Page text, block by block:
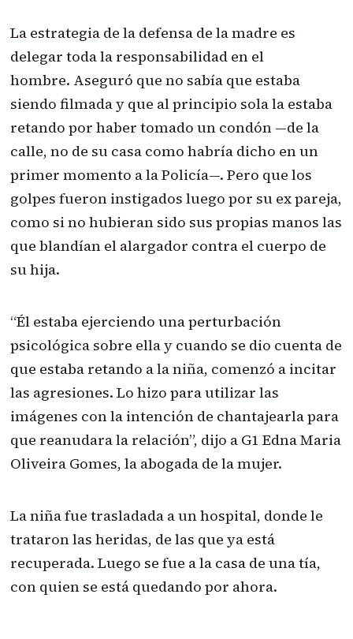
La estrategia de la defensa de la madre es
delegar toda la responsabilidad en el
hombre. Aseguró que no sabía que estaba
siendo filmada y que al principio sola la estaba
retando por haber tomado un condón —de la
calle, no de su casa como habría dicho en un
primer momento a la Policía—. Pero que los
golpes fueron instigados luego por su ex pareja,
como si no hubieran sido sus propias manos las
que blandían el alargador contra el cuerpo de
su hija.
“Él estaba ejerciendo una perturbación
psicológica sobre ella y cuando se dio cuenta de
que estaba retando a la niña, comenzó a incitar
las agresiones. Lo hizo para utilizar las
imágenes con la intención de chantajearla para
que reanudara la relación”, dijo a G1 Edna Maria
Oliveira Gomes, la abogada de la mujer.
La niña fue trasladada a un hospital, donde le
trataron las heridas, de las que ya está
recuperada. Luego se fue a la casa de una tía,
con quien se está quedando por ahora.